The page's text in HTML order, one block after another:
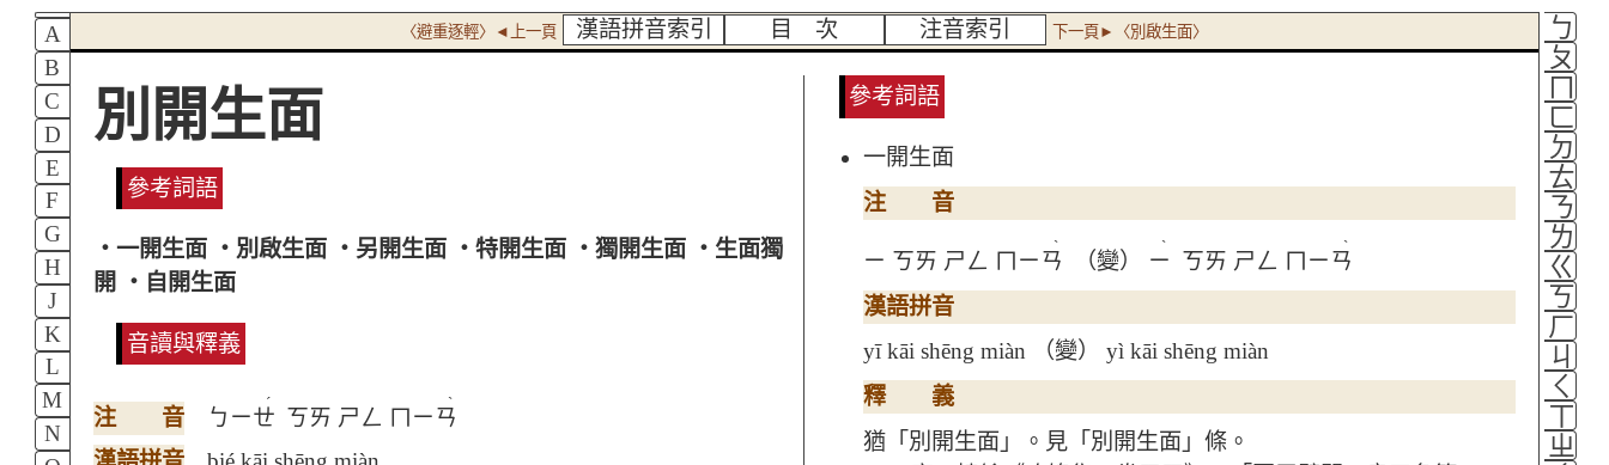
A
B
C
D
E
F
G
H
J
K
L
M
N
ㄅ
ㄆ
ㄇ
ㄈ
ㄉ
ㄊ
ㄋ
ㄌ
ㄍ
ㄎ
ㄏ
ㄐ
ㄑ
ㄒ
ㄓ
〈避重逐輕〉◄上一頁 漢語拼音索引 目 次 注音索引 下一頁►〈別啟生面〉
別開生面
參考詞語
‧一開生面 ‧別啟生面 ‧另開生面 ‧特開生面 ‧獨開生面 ‧生面獨
開 ‧自開生面
音讀與釋義
注 音 ㄅㄧㄝ
ˊ
ㄎㄞ ㄕㄥ ㄇㄧㄢ
ˋ
參考詞語
一開生面
注 音
ㄧ ㄎㄞ ㄕㄥ ㄇㄧㄢ
ˋ
（變） ㄧ
ˋ
ㄎㄞ ㄕㄥ ㄇㄧㄢ
ˋ
漢語拼音
yī kāi shēng miàn （變） yì kāi shēng miàn
釋 義
猶「別開生面」。見「別開生面」條。